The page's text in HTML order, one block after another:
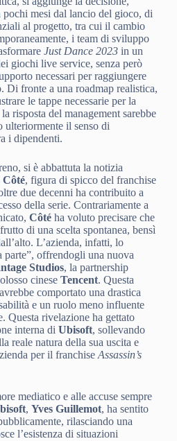
pochi mesi dal lancio del gioco, di
al progetto, tra cui il cambio
i team di sviluppo
Just Dance 2023in un
giochi live service, senza però
necessari per raggiungere
Di fronte a una roadmap realistica,
le tappe necessarie per la
risposta del management sarebbe
ulteriormente il senso di
i dipendenti.
si è abbattuta la notizia
, figura di spicco del franchise
due decenni ha contribuito a
della serie. Contrariamente a
Côtéha voluto precisare che
di una scelta spontanea, bensì
L’azienda, infatti, lo
parte”, offrendogli una nuova
Studios, la partnership
cinese Tencent. Questa
comportato una drastica
e un ruolo meno influente
Questa rivelazione ha gettato
interna di Ubisoft, sollevando
reale natura della sua uscita e
per il franchise Assassin’s
mediatico e alle accuse sempre
, Yves Guillemot, ha sentito
rilasciando una
l’esistenza di situazioni